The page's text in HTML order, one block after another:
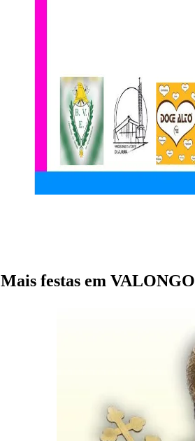
Mais festas em VALONGO